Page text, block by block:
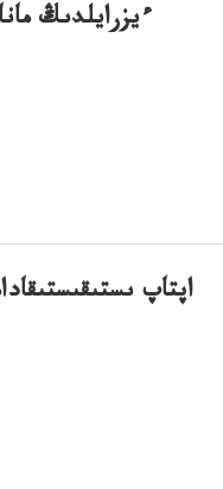
ءيزرايلدىڭ
اپتاپ ىستىقىستىقادامنى186اادامنىڭمادى